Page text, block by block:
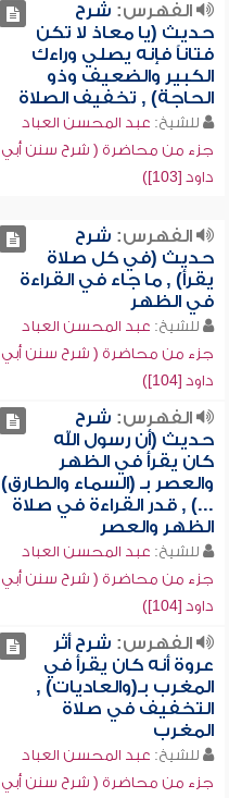
الفهرس: شرح
حديث (يا معاذ لا تكن
فتاناً فإنه يصلي وراءك
الكبير والضعيف وذو
الحاجة) , تخفيف الصلاة
للشيخ: عبد المحسن العباد
جزء من محاضرة ( شرح سنن أبي
داود [103])
الفهرس: شرح
حديث (في كل صلاة
يقرأ) , ما جاء في القراءة
في الظهر
للشيخ: عبد المحسن العباد
جزء من محاضرة ( شرح سنن أبي
داود [104])
الفهرس: شرح
حديث (أن رسول الله
كان يقرأ في الظهر
والعصر بـ (السماء والطارق)
...) , قدر القراءة في صلاة
الظهر والعصر
للشيخ: عبد المحسن العباد
جزء من محاضرة ( شرح سنن أبي
داود [104])
الفهرس: شرح أثر
عروة أنه كان يقرأ في
المغرب بـ(والعاديات) ,
التخفيف في صلاة
المغرب
للشيخ: عبد المحسن العباد
جزء من محاضرة ( شرح سنن أبي